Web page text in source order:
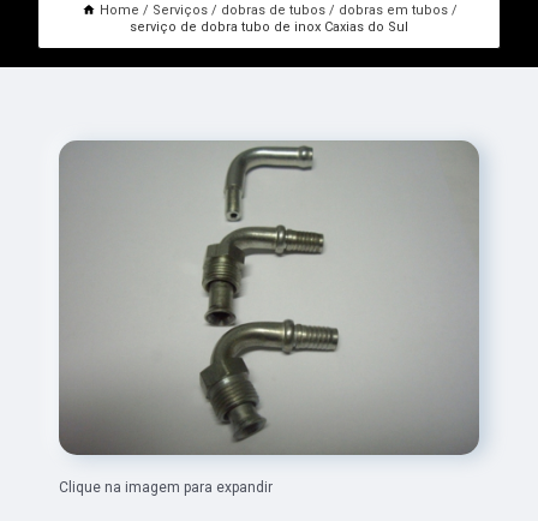
Home Serviços dobras de tubos
dobras em tubos
serviço de dobra tubo de inox Caxias do Sul
Clique na imagem para expandir